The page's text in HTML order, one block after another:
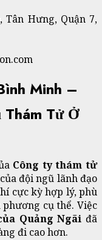
Tân Hưng, Quận 7,
Minh –
Tử Ở
Công ty thám tử
đội ngũ lãnh đạo
cực kỳ hợp lý, phù
cụ thể. Việc
Quảng Ngãiđã
đi cao hơn.